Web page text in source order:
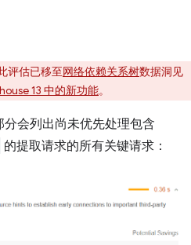
评估已移至网络依赖关系树数据洞见
13 中的新功能。
会列出尚未优先处理包含
的提取请求的所有关键请求：